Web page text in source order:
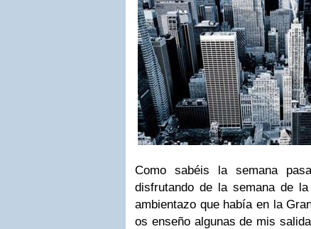
Como sabéis la semana
disfrutando de la semana de
ambientazo que había en la
os enseño algunas de mis